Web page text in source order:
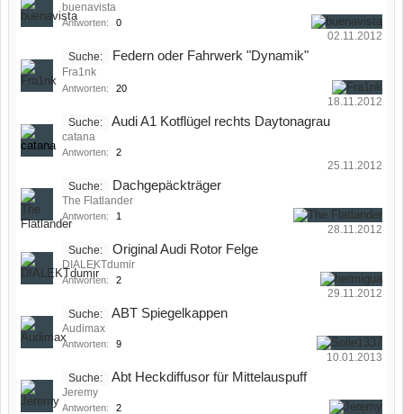
buenavista
Antworten: 0
02.11.2012
Suche: Federn oder Fahrwerk "Dynamik"
Fra1nk
Antworten: 20
18.11.2012
Suche: Audi A1 Kotflügel rechts Daytonagrau
catana
Antworten: 2
25.11.2012
Suche: Dachgepäckträger
The Flatlander
Antworten: 1
28.11.2012
Suche: Original Audi Rotor Felge
DIALEKTdumir
Antworten: 2
29.11.2012
Suche: ABT Spiegelkappen
Audimax
Antworten: 9
10.01.2013
Suche: Abt Heckdiffusor für Mittelauspuff
Jeremy
Antworten: 2